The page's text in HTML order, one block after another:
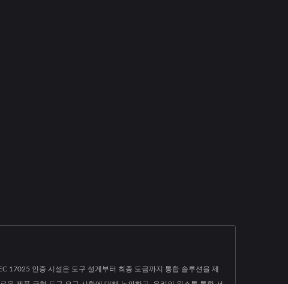
17025 인증 시설은 도구 설계부터 최종 도금까지 통합 솔루션을 제